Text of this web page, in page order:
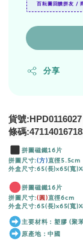
百耘圖回饋拼友 /
分享
貨號:HPD0116027
條碼
拼圖磁鐵16片
拼圖尺寸:(方)直徑5.5cm
外盒尺寸:65(長)x65(寬
拼圖磁鐵16片
拼圖尺寸:(圓)直徑6cm
外盒尺寸:65(長)x65(寬
主要材料：塑膠 (聚
原產地：中國